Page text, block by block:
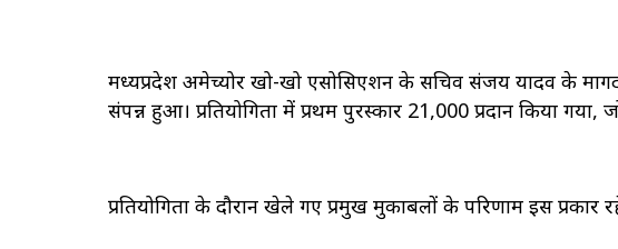
मध्यप्रदेश अमेच्योर खो-खो एसोसिएशन के सचिव संजय यादव के
संपन्न हुआ। प्रतियोगिता में प्रथम पुरस्कार ₹21,000 प्रदान किया गया,
प्रतियोगिता के दौरान खेले गए प्रमुख मुकाबलों के परिणाम इस प्रकार